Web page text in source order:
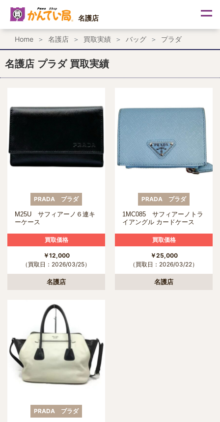
ス
ッ
名護店
Home 名護店 買取実績 バッグ プラダ
名護店 プラダ 買取実績
PRADA プラダ
M25U サフィアーノ６連キ
ーケース
買取価格
￥12,000
（買取日：2026/03/25）
名護店
PRADA プラダ
1MC085 サフィアーノトラ
イアングル カードケース
買取価格
￥25,000
（買取日：2026/03/22）
名護店
PRADA プラダ